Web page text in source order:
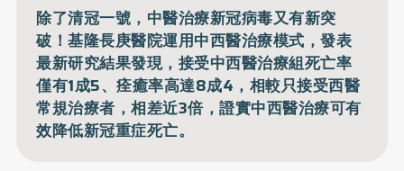
除了清冠一號，中醫治療新冠病毒又有新突
破！基隆長庚醫院運用中西醫治療模式，發表
最新研究結果發現，接受中西醫治療組死亡率
僅有1成5、痊癒率高達8成4，相較只接受西醫
常規治療者，相差近3倍，證實中西醫治療可有
效降低新冠重症死亡。